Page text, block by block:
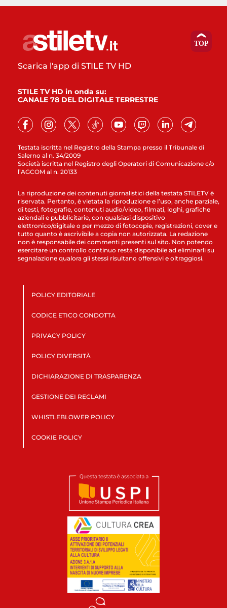
Testata iscritta nel Registro della Stampa presso il Tribunale di
Salerno al n. 34/2009
Società iscritta nel Registro degli Operatori di Comunicazione c/o
l’AGCOM al n. 20133
Scarica l'app di STILE TV HD
STILE TV HD in onda su:
CANALE 78 DEL DIGITALE TERRESTRE
La riproduzione dei contenuti giornalistici della testata STILETV è
riservata. Pertanto, è vietata la riproduzione e l’uso, anche parziale,
di testi, fotografie, contenuti audio/video, filmati, loghi, grafiche
aziendali e pubblicitarie, con qualsiasi dispositivo
elettronico/digitale o per mezzo di fotocopie, registrazioni, cover e
tutto quanto è ascrivibile a copia non autorizzata. La redazione
non è responsabile dei commenti presenti sul sito. Non potendo
esercitare un controllo continuo resta disponibile ad eliminarli su
segnalazione qualora gli stessi risultano offensivi e oltraggiosi.
POLICY EDITORIALE
CODICE ETICO CONDOTTA
PRIVACY POLICY
POLICY DIVERSITÀ
DICHIARAZIONE DI TRASPARENZA
GESTIONE DEI RECLAMI
WHISTLEBLOWER POLICY
COOKIE POLICY